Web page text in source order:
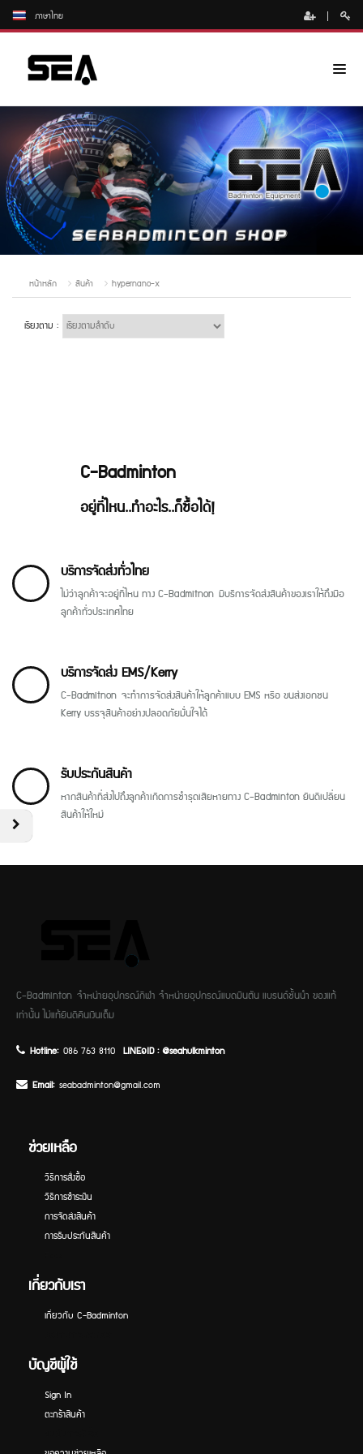
ภาษาไทย
หน้าหลัก สินค้า hypernano-x
เรียงตาม :
C-Badminton
อยู่ที่ไหน..ทำอะไร..ก็ซื้อได้!
บริการจัดส่งทั่วไทย
ไม่ว่าลูกค้าจะอยู่ที่ไหน ทาง C-Badmitnon มีบริการจัดส่งสินค้าของเราให้ถึงมือ
ลูกค้าทั่วประเทศไทย
บริการจัดส่ง EMS/Kerry
C-Badmitnon จะทำการจัดส่งสินค้าให้ลูกค้าแบบ EMS หรือ ขนส่งเอกชน
Kerry บรรจุสินค้าอย่างปลอดภัยมั่นใจได้
รับประกันสินค้า
หากสินค้าที่ส่งไปถึงลูกค้าเกิดการชำรุดเสียหายทาง C-Badminton ยินดีเปลี่ยน
สินค้าให้ใหม่
C-Badminton จำหน่ายอุปกรณ์กีฬา จำหน่ายอุปกรณ์แบดมินตัน แบรนด์ชั้นนำ ของแท้
เท่านั้น ไม่แท้ยินดีคืนเงินเต็ม
Hotline: 086 763 8110 LINE๑ID : @seahulkminton
Email:seabadminton@gmail.com
ช่วยเหลือ
วิธีการสั่งซื้อ
วิธีการชำระเงิน
การจัดส่งสินค้า
การรับประกันสินค้า
เกี่ยวกับเรา
เกี่ยวกับ C-Badminton
บัญชีผู้ใช้
Sign In
ตะกร้าสินค้า